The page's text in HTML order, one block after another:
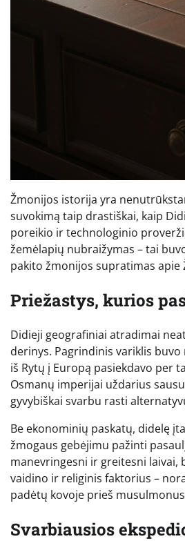
Žmonijos istorija yra
suvokimą taip drastiškai, kaip
poreikio ir technologinio
žemėlapių nubraižymas – tai
pakito žmonijos supratimas apie
Priežastys, kurios
Didieji geografiniai atradimai
derinys. Pagrindinis variklis
iš Rytų į Europą pasiekdavo per
Osmanų imperijai uždarius
gyvybiškai svarbu rasti
Be ekonominių paskatų, didelę
žmogaus gebėjimu pažinti
manevringesni ir greitesni
vaidino ir religinis faktorius –
padėtų kovoje prieš
Svarbiausios